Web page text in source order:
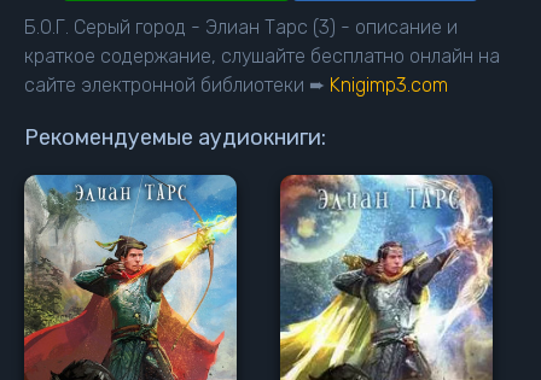
Б.О.Г. Серый город - Элиан Тарс (3) - описание и
краткое содержание, слушайте бесплатно онлайн на
сайте электронной библиотеки ➨ Knigimp3.com
Рекомендуемые аудиокниги: